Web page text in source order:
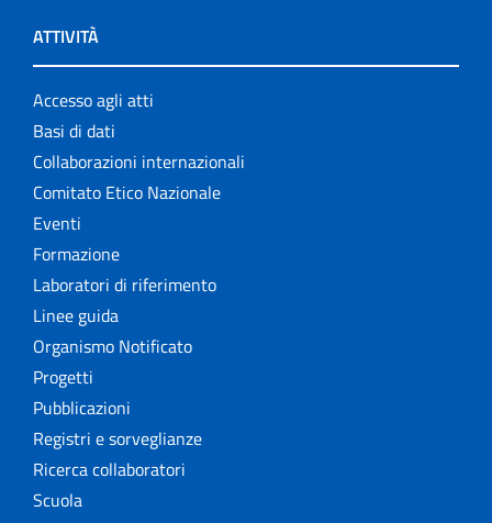
ATTIVITÀ
Accesso agli atti
Basi di dati
Collaborazioni internazionali
Comitato Etico Nazionale
Eventi
Formazione
Laboratori di riferimento
Linee guida
Organismo Notificato
Progetti
Pubblicazioni
Registri e sorveglianze
Ricerca collaboratori
Scuola